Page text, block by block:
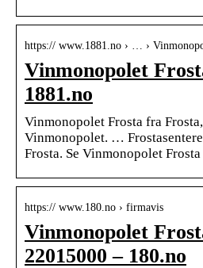
https:// www.1881.no › … ›
Vinmonopolet
1881.no
Vinmonopolet Frosta fra
Vinmonopolet. …
Frosta. Se Vinmonopolet
https:// www.180.no › firmavis
Vinmonopolet
22015000 – 180.no